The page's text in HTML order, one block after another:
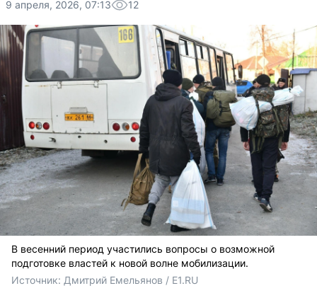
9 апреля, 2026, 07:13 12
В весенний период участились вопросы о возможной
подготовке властей к новой волне мобилизации.
Источник: Дмитрий Емельянов / E1.RU